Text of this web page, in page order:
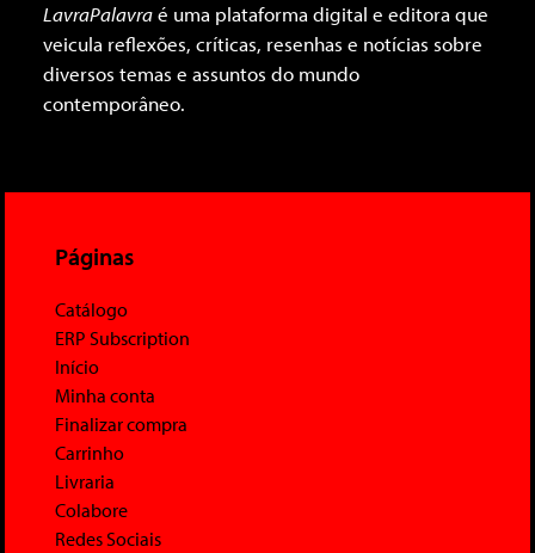
LavraPalavraé uma plataforma digital e editora que
veicula reflexões, críticas, resenhas e notícias sobre
diversos temas e assuntos do mundo
contemporâneo.
Páginas
Catálogo
ERP Subscription
Início
Minha conta
Finalizar compra
Carrinho
Livraria
Colabore
Redes Sociais